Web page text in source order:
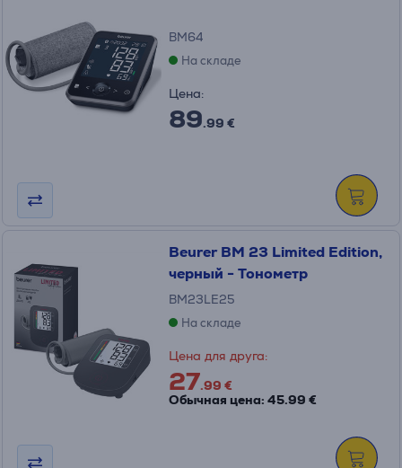
BM64
На складе
Цена:
89.99 €
Beurer BM 23 Limited Edition,
черный - Тонометр
BM23LE25
На складе
Цена для друга:
27.99 €
Обычная цена: 45.99 €